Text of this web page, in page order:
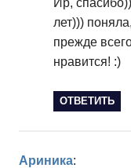
Ир,
лет)))
прежде
нравится! :)
ОТВЕТИТЬ
Ариника: